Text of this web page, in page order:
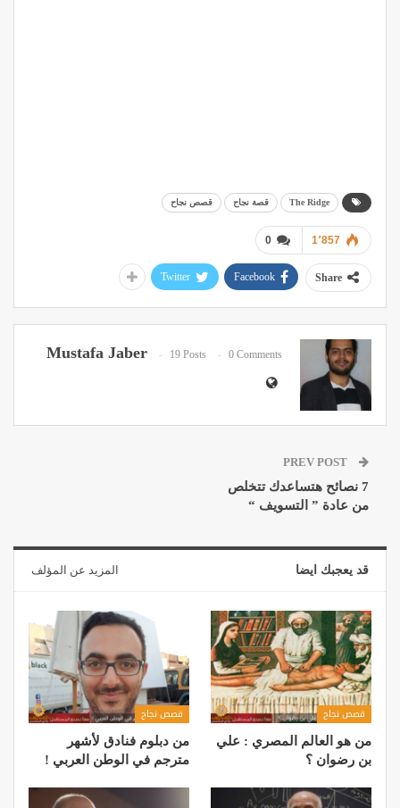
The Ridge قصة نجاح قصص نجاح
0 1٬857
Share
Facebook
Twitter
Mustafa Jaber 19 Posts 0 Comments
7 نصائح هتساعدك تتخلص
من عادة ” التسويف “
قد يعجبك ايضا المزيد عن المؤلف
قصص نجاح
من هو العالم المصري : علي
بن رضوان ؟
قصص نجاح
من دبلوم فنادق لأشهر
مترجم في الوطن العربي !